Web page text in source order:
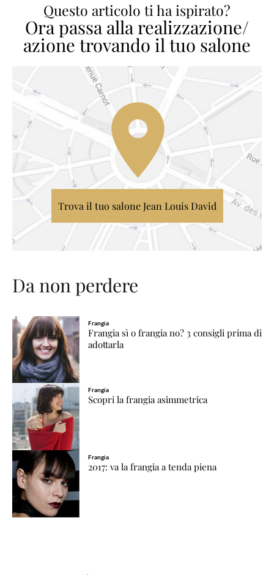
Questo articolo ti ha ispirato?
Ora passa alla realizzazione/
azione trovando il tuo salone
Trova il tuo salone Jean Louis David
Da non perdere
Frangia
Frangia sì o frangia no? 3 consigli prima di
adottarla
Frangia
Scopri la frangia asimmetrica
Frangia
2017: va la frangia a tenda piena